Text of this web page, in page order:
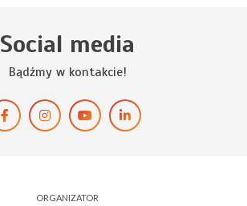
Social media
Bądźmy w kontakcie!
ORGANIZATOR